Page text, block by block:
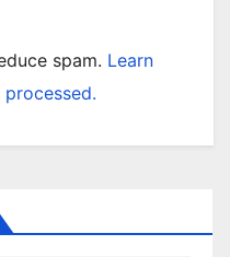
spam. Learn